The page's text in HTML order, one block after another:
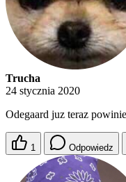
Trucha
24 stycznia 2020
Odegaard juz teraz
1 Odpowiedz